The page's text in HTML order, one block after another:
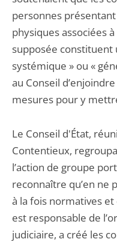
personnes
physiques associées
supposée
systémique » ou «
au Conseil
mesures pour y
Le Conseil d'État,
Contentieux,
l’action de groupe
reconnaître qu’en ne
à la fois normatives et
est responsable de
judiciaire, a créé les